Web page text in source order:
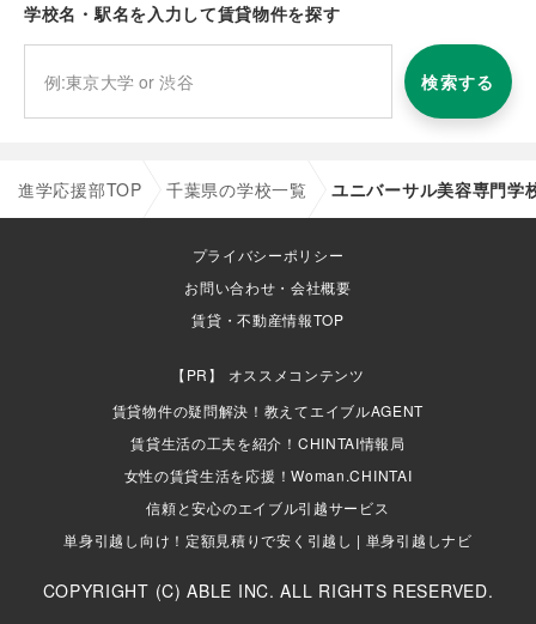
学校名・駅名を入力して賃貸物件を探す
検索する
進学応援部TOP 千葉県の学校一覧 ユニバーサル美容専門学
プライバシーポリシー
お問い合わせ・会社概要
賃貸・不動産情報TOP
オススメコンテンツ
賃貸物件の疑問解決！教えてエイブルAGENT
賃貸生活の工夫を紹介！CHINTAI情報局
女性の賃貸生活を応援！Woman.CHINTAI
信頼と安心のエイブル引越サービス
単身引越し向け！定額見積りで安く引越し | 単身引越しナビ
COPYRIGHT (C) ABLE INC. ALL RIGHTS RESERVED.